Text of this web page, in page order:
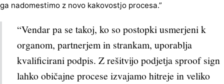
ga nadomestimo z novo kakovostjo procesa.”
“Vendar pa se takoj, ko so postopki usmerjeni k
organom, partnerjem in strankam, uporablja
kvalificirani podpis. Z rešitvijo podjetja sproof sign
lahko običajne procese izvajamo hitreje in veliko